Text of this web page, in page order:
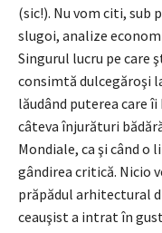
(sic!). Nu vom citi, sub
slugoi, analize
Singurul lucru pe care
consimtă dulcegăroşi
lăudând puterea care
câteva înjurături
Mondiale, ca şi când o
gândirea critică. Nicio
prăpădul arhitectural
ceauşist a intrat în